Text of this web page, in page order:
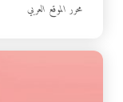
محرر الموقع العربي